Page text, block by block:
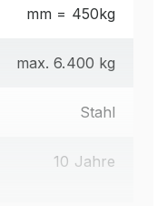
mm = 450kg
max. 6.400 kg
Stahl
10 Jahre